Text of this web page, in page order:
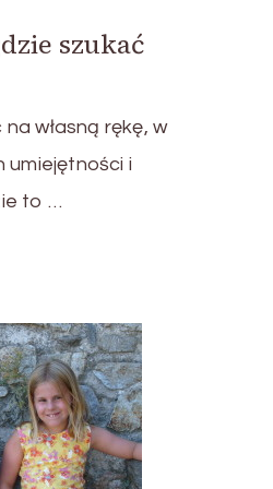
szukać
własną rękę, w
umiejętności i
to …